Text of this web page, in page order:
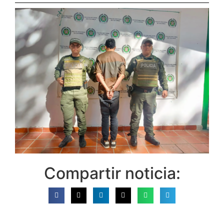
Compartir noticia: